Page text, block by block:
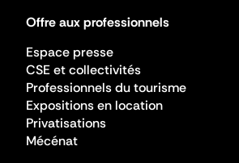
Offre aux professionnels
Espace presse
CSE et collectivités
Professionnels du tourisme
Expositions en location
Privatisations
Mécénat